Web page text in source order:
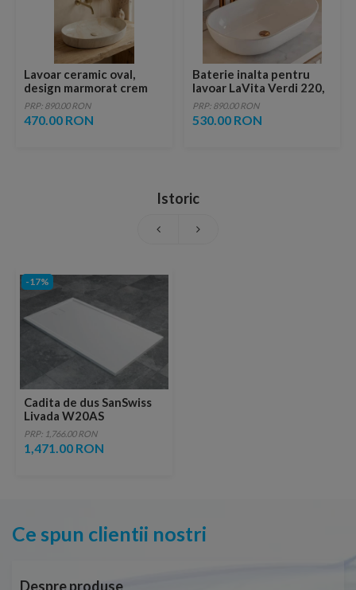
Lavoar ceramic oval,
design marmorat crem
lucios cu vene aurii,
ventil inclus
PRP: 890.00 RON
470.00 RON
Baterie inalta pentru
lavoar LaVita Verdi 220,
fara ventil, brushed
copper
PRP: 890.00 RON
530.00 RON
Istoric
-17%
Cadita de dus SanSwiss
Livada W20AS
100x80xH3,5 cm
marmura sintetica alba
PRP: 1,766.00 RON
1,471.00 RON
Ce spun clientii nostri
Despre produse